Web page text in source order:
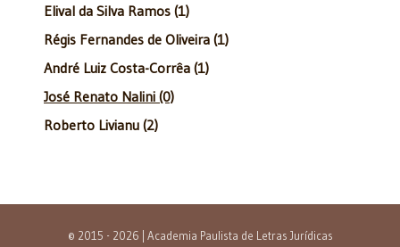
Elival da Silva Ramos (1)
Régis Fernandes de Oliveira (1)
André Luiz Costa-Corrêa (1)
José Renato Nalini (0)
Roberto Livianu (2)
© 2015 - 2026 | Academia Paulista de Letras Jurídicas